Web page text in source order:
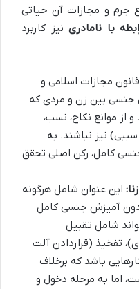
جرم و مجازات آن حیاتی
با نامادرینیز کاربرد
بر اساس ماده ۲۲۱ قانون مجازات اسلامی و
جنسی بین زن و مردی که
از موانع نکاح، نسب،
نیز نباشند. به
کامل، رکن اصلی تحقق
این عنوان شامل هرگونه
آمیزش جنسی کامل
شامل تقبیل
تفخیذ (قراردادن آلت
باشد که برخلاف
اما به مرحله دخول و